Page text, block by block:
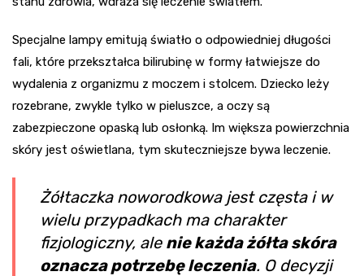
Specjalne lampy emitują światło o odpowiedniej długości
fali, które przekształca bilirubinę w formy łatwiejsze do
wydalenia z organizmu z moczem i stolcem. Dziecko leży
rozebrane, zwykle tylko w pieluszce, a oczy są
zabezpieczone opaską lub osłonką. Im większa powierzchnia
skóry jest oświetlana, tym skuteczniejsze bywa leczenie.
Żółtaczka noworodkowa jest częsta i w
wielu przypadkach ma charakter
fizjologiczny, ale nie każda żółta skóra
oznacza potrzebę leczenia. O decyzji